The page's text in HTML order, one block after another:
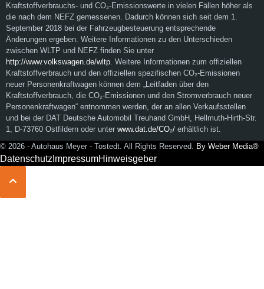
Kraftstoffverbrauchs- und CO₂-Emissionswerte in vielen Fällen höher als
die nach dem NEFZ gemessenen. Dadurch können sich seit dem 1.
September 2018 bei der Fahrzeugbesteuerung entsprechende
Änderungen ergeben. Weitere Informationen zu den Unterschieden
zwischen WLTP und NEFZ finden Sie unter
http://www.volkswagen.de/wltp . Weitere Informationen zum offiziellen
Kraftstoffverbrauch und den offiziellen spezifischen CO₂-Emissionen
neuer Personenkraftwagen können dem „Leitfaden über den
Kraftstoffverbrauch, die CO₂-Emissionen und den Stromverbrauch neuer
Personenkraftwagen“ entnommen werden, der an allen Verkaufsstellen
und bei der DAT Deutsche Automobil Treuhand GmbH, Hellmuth-Hirth-Str.
1, D-73760 Ostfildern oder unter www.dat.de/CO₂/ erhältlich ist.
© 2026 - Autohaus Meyer - Tostedt. All Rights Reserved.
By Weber Media®
Datenschutz ImpressumHinweisgeber